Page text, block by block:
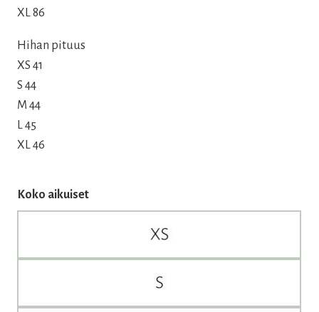
XL 86
Hihan pituus
XS 41
S 44
M 44
L 45
XL 46
Koko aikuiset